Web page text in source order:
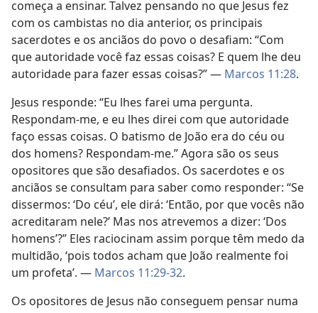
começa a ensinar. Talvez pensando no que Jesus fez
com os cambistas no dia anterior, os principais
sacerdotes e os anciãos do povo o desafiam: “Com
que autoridade você faz essas coisas? E quem lhe deu
autoridade para fazer essas coisas?” — Marcos 11:28.
Jesus responde: “Eu lhes farei uma pergunta.
Respondam-me, e eu lhes direi com que autoridade
faço essas coisas. O batismo de João era do céu ou
dos homens? Respondam-me.” Agora são os seus
opositores que são desafiados. Os sacerdotes e os
anciãos se consultam para saber como responder: “Se
dissermos: ‘Do céu’, ele dirá: ‘Então, por que vocês não
acreditaram nele?’ Mas nos atrevemos a dizer: ‘Dos
homens’?” Eles raciocinam assim porque têm medo da
multidão, ‘pois todos acham que João realmente foi
um profeta’. — Marcos 11:29-32.
Os opositores de Jesus não conseguem pensar numa